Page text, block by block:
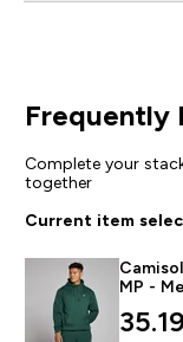
Frequently
Complete your
together
Current item
MP -